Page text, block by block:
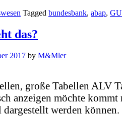
Tagged bundesbank, abap,
das?
2017 by M&Mler
große Tabellen ALV
anzeigen möchte
werden können.